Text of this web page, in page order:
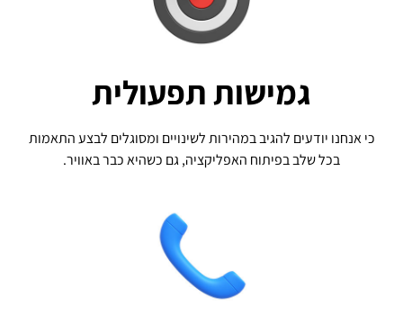
גמישות תפעולית
כי אנחנו יודעים להגיב במהירות לשינויים ומסוגלים לבצע התאמות
בכל שלב בפיתוח האפליקציה, גם כשהיא כבר באוויר.